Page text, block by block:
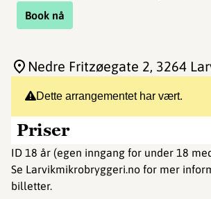
Book nå
Dette arrangementet har vært.
Priser
ID 18 år (egen inngang for under 18
Se Larvikmikrobryggeri.no for mer
billetter.
Nedre Fritzøegate 2, 3264